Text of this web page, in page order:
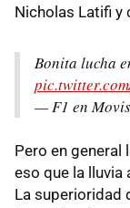
Nicholas Latifi y
Bonita lucha
— F1 en
Pero en general
eso que la lluvia
La superioridad